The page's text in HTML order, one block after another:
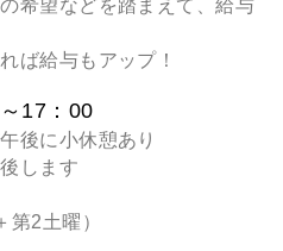
希望などを踏まえて、給与
ば給与もアップ！
17：00
後に小休憩あり
します
2土曜）